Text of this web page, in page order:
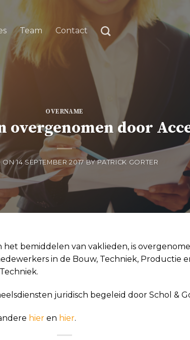
Team Contact
OVERNAME
overgenomen door
ON14 SEPTEMBER 2017 BYPATRICK GORTER
bemiddelen van vaklieden, is
in de Bouw, Techniek, Productie
juridisch begeleid door Schol &
hier en hier.